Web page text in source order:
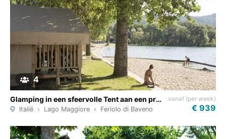
4
Glamping in een sfeervolle Tent aan een privéstrand bij Lago Maggiore
Italië Lago Maggiore Feriolo di Baveno
vanaf (per week)
€ 939